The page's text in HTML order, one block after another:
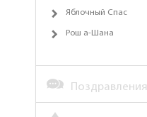
Яблочный Спас
Рош а-Шана
Поздравления